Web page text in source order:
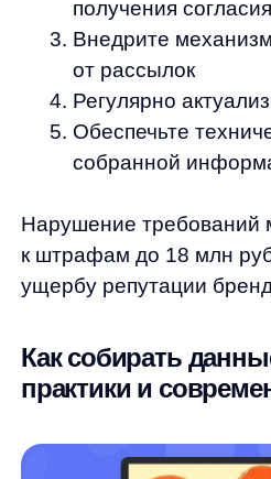
разнообразных механик
пользователей.
Классические методы
Формы регистрации и
заказов
и уведомления
Pop-up окна с
и спецпредложениями
Чат-боты для
Продвинутые механики:
Lead-магниты: